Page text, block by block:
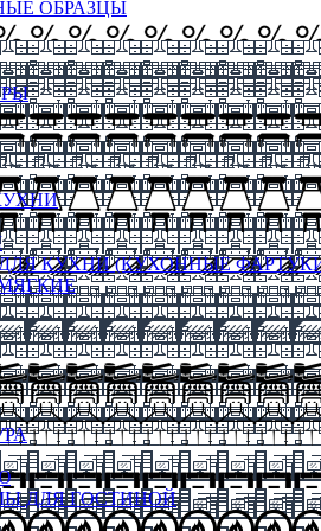
ОБРАЗЦЫ
КУХНИ (КУХОННЫЕ
ДЛЯ ГОСТИНОЙ